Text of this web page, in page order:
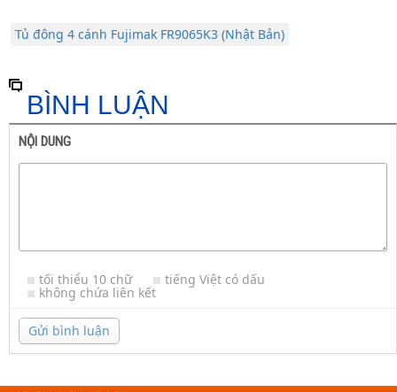
Tủ đông 4 cánh Fujimak FR9065K3 (Nhật Bản)
BÌNH LUẬN
NỘI DUNG
tối thiểu 10 chữ tiếng Việt có dấu
không chứa liên kết
Gửi bình luận